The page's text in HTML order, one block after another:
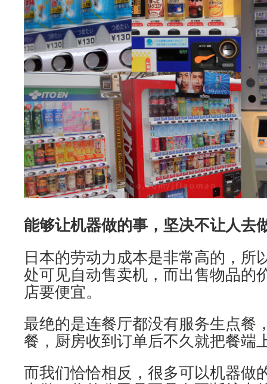
能够让机器做的事，坚决不让人去
日本的劳动力成本是非常高的，所
处可见自动售卖机，而出售物品的
店要便宜。
最绝的是连餐厅都没有服务生点餐
餐，厨房收到订单后不久就把餐端
而我们恰恰相反，很多可以机器做